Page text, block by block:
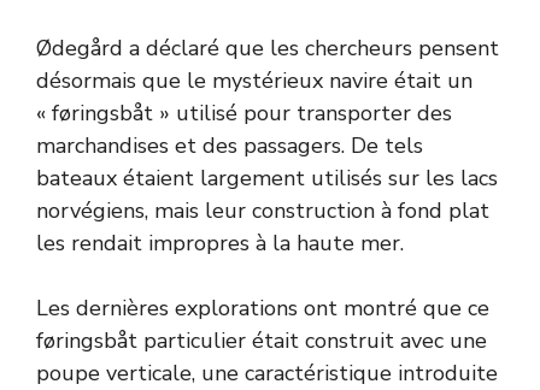
Ødegård a déclaré que les chercheurs pensent
désormais que le mystérieux navire était un
« føringsbåt » utilisé pour transporter des
marchandises et des passagers. De tels
bateaux étaient largement utilisés sur les lacs
norvégiens, mais leur construction à fond plat
les rendait impropres à la haute mer.
Les dernières explorations ont montré que ce
føringsbåt particulier était construit avec une
poupe verticale, une caractéristique introduite